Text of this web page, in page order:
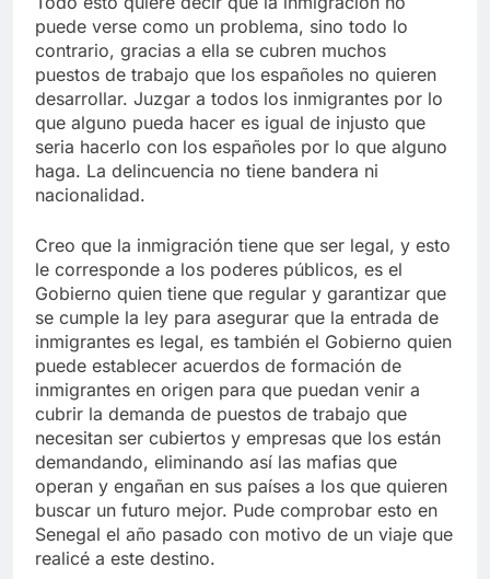
puede verse como un problema, sino todo lo
contrario, gracias a ella se cubren muchos
puestos de trabajo que los españoles no quieren
desarrollar. Juzgar a todos los inmigrantes por lo
que alguno pueda hacer es igual de injusto que
seria hacerlo con los españoles por lo que alguno
haga. La delincuencia no tiene bandera ni
nacionalidad.
Creo que la inmigración tiene que ser legal, y esto
le corresponde a los poderes públicos, es el
Gobierno quien tiene que regular y garantizar que
se cumple la ley para asegurar que la entrada de
inmigrantes es legal, es también el Gobierno quien
puede establecer acuerdos de formación de
inmigrantes en origen para que puedan venir a
cubrir la demanda de puestos de trabajo que
necesitan ser cubiertos y empresas que los están
demandando, eliminando así las mafias que
operan y engañan en sus países a los que quieren
buscar un futuro mejor. Pude comprobar esto en
Senegal el año pasado con motivo de un viaje que
realicé a este destino.